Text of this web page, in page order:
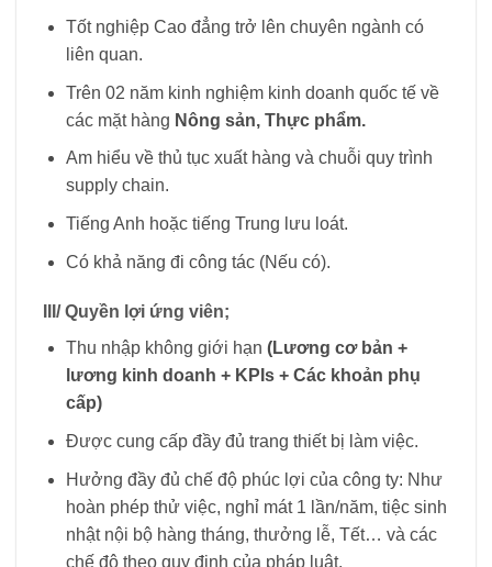
Tốt nghiệp Cao đẳng trở lên chuyên ngành có
liên quan.
Trên 02 năm kinh nghiệm kinh doanh quốc tế về
các mặt hàng Nông sản, Thực phẩm.
Am hiểu về thủ tục xuất hàng và chuỗi quy trình
supply chain.
Tiếng Anh hoặc tiếng Trung lưu loát.
Có khả năng đi công tác (Nếu có).
III/ Quyền lợi ứng viên;
Thu nhập không giới hạn (Lương cơ bản +
lương kinh doanh + KPIs + Các khoản phụ
cấp)
Được cung cấp đầy đủ trang thiết bị làm việc.
Hưởng đầy đủ chế độ phúc lợi của công ty: Như
hoàn phép thử việc, nghỉ mát 1 lần/năm, tiệc sinh
nhật nội bộ hàng tháng, thưởng lễ, Tết… và các
chế độ theo quy định của pháp luật.